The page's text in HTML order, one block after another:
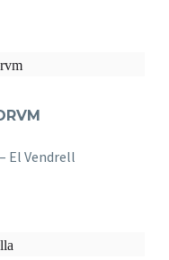
El Vendrell